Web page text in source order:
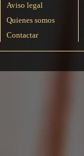
Aviso legal
Quienes somos
Contactar